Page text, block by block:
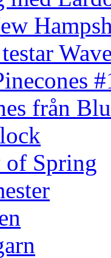
från
of Spring